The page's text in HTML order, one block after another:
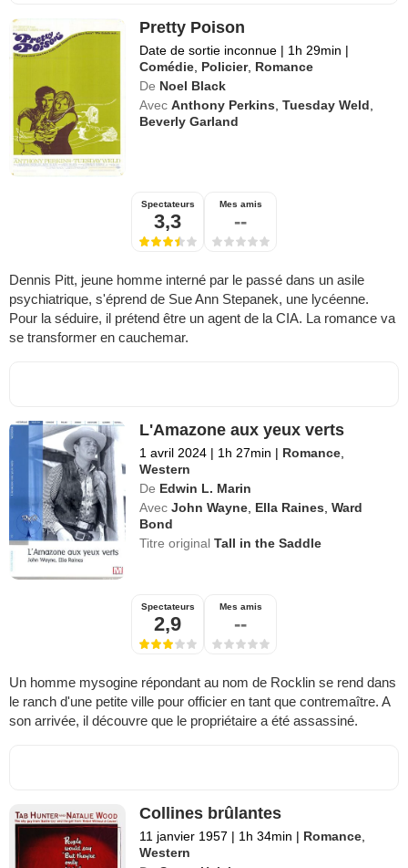
Pretty Poison
Date de sortie inconnue | 1h 29min |
Comédie Policier, Romance
De Noel Black
Avec Anthony Perkins ,Tuesday Weld
Beverly Garland
Spectateurs
3,3
Mes amis
--
Dennis Pitt, jeune homme interné par le passé dans un asile
psychiatrique, s'éprend de Sue Ann Stepanek, une lycéenne.
Pour la séduire, il prétend être un agent de la CIA. La romance va
se transformer en cauchemar.
L'Amazone aux yeux verts
1 avril 2024 | 1h 27min | Romance
Western
De Edwin L. Marin
Avec John Wayne Ella Raines ,Ward
Bond
Titre originalTall in the Saddle
Spectateurs
2,9
Mes amis
--
Un homme mysogine répondant au nom de Rocklin se rend dans
le ranch d'une petite ville pour officier en tant que contremaître. A
son arrivée, il découvre que le propriétaire a été assassiné.
Collines brûlantes
11 janvier 1957 | 1h 34min | Romance
Western